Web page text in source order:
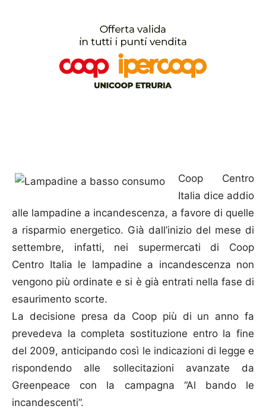
Coop Centro
Italia dice addio
alle lampadine a incandescenza, a favore di quelle
a risparmio energetico. Già dall’inizio del mese di
settembre, infatti, nei supermercati di Coop
Centro Italia le lampadine a incandescenza non
vengono più ordinate e si è già entrati nella fase di
esaurimento scorte.
La decisione presa da Coop più di un anno fa
prevedeva la completa sostituzione entro la fine
del 2009, anticipando così le indicazioni di legge e
rispondendo alle sollecitazioni avanzate da
Greenpeace con la campagna “Al bando le
incandescenti”.